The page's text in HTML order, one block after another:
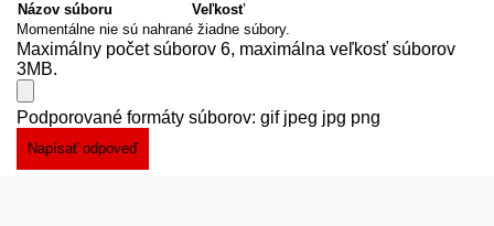
Názov súboru
Veľkosť
Momentálne nie sú nahrané žiadne súbory.
Maximálny počet súborov 6, maximálna veľkosť súborov
3MB.
Podporované formáty súborov: gif jpeg jpg png